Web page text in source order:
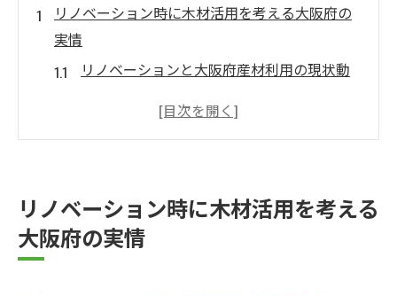
リノベーション時に木材活用を考える大阪府の
実情
リノベーションと大阪府産材利用の現状動
大阪木材をリノベーションで生かす最新傾
特徴
大阪府森林組合との連携で進む木材活用
リノベーション時に木材活用を考える
大阪府の実情